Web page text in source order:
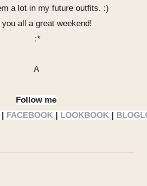
a lot in my future outfits. :)
you all a great weekend!
:*
A
Follow me
FACEBOOK LOOKBOOK